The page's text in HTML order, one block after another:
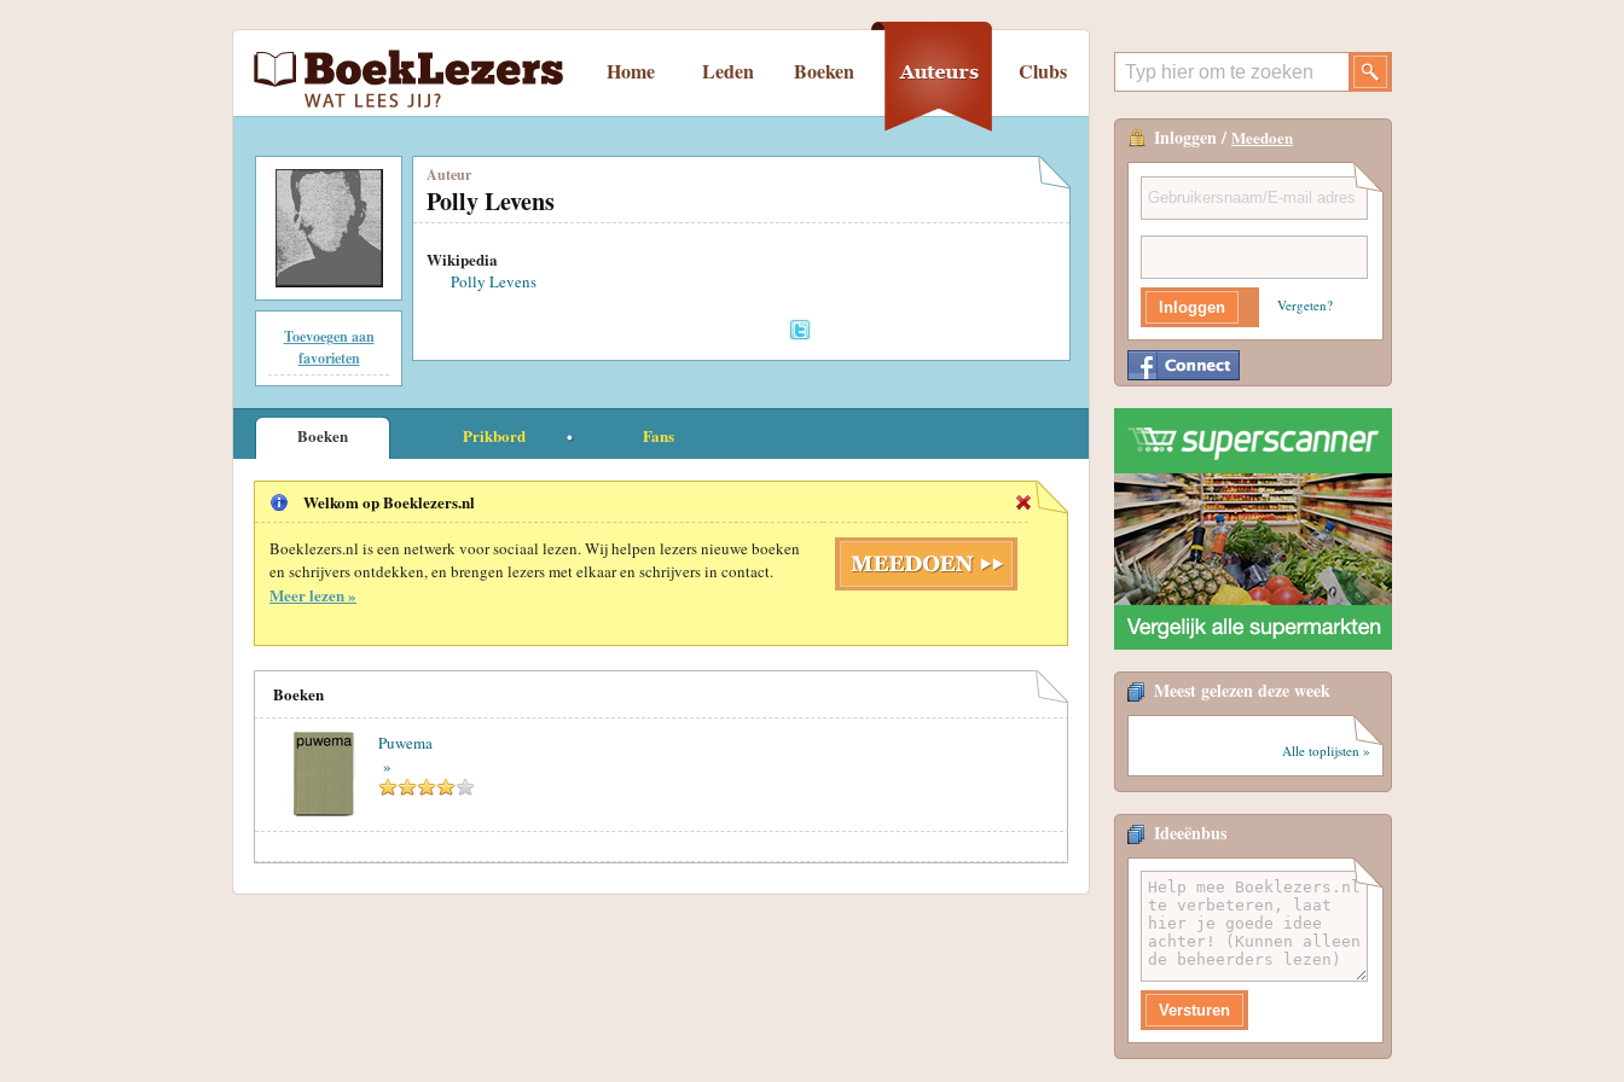
Home Leden Boeken Clubs
Toevoegen aan
favorieten
Auteur
Polly Levens
Wikipedia
Polly Levens
Boeken Prikbord Fans
Welkom op Boeklezers.nl
Boeklezers.nl is een netwerk voor sociaal lezen. Wij helpen lezers nieuwe boeken
en schrijvers ontdekken, en brengen lezers met elkaar en schrijvers in contact.
Meer lezen »
Boeken
Puwema
»
Inloggen / Meedoen
Vergeten?
Meest gelezen deze week
Alle toplijsten »
Ideeënbus